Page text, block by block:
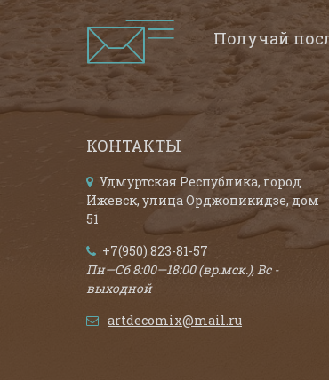
Получай
КОНТАКТЫ
Удмуртская Республика, город
Ижевск, улица Орджоникидзе, дом
51
+7(950) 823-81-57
Пн—Сб 8:00—18:00 (вр.мск.), Вс -
выходной
artdecomix@mail.ru